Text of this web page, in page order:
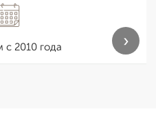
с 2010 года ›